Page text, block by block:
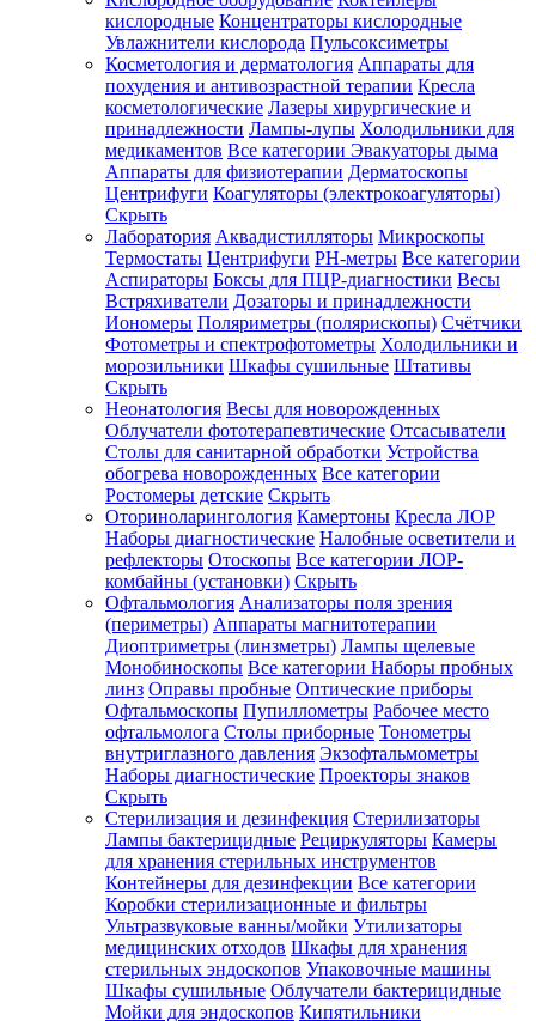
Зарегистрироваться
Зачем
регистрироваться?
Все
покупки
одном
месте
Личный
менеджер
Отслеживание
статуса
заказа
кислородные Концентраторы кислородные
Увлажнители кислорода Пульсоксиметры
Косметология и дерматология Аппараты для
похудения и антивозрастной терапии Кресла
косметологические Лазеры хирургические и
принадлежности Лампы-лупы Холодильники для
медикаментов Все категории Эвакуаторы дыма
Аппараты для физиотерапии Дерматоскопы
Центрифуги Коагуляторы (электрокоагуляторы)
Скрыть
Лаборатория Аквадистилляторы Микроскопы
Термостаты Центрифуги PH-метры Все категории
Аспираторы Боксы для ПЦР-диагностики Весы
Встряхиватели Дозаторы и принадлежности
Иономеры Поляриметры (полярископы) Счётчики
Фотометры и спектрофотометры Холодильники и
морозильники Шкафы сушильные Штативы
Скрыть
Неонатология Весы для новорожденных
Облучатели фототерапевтические Отсасыватели
Столы для санитарной обработки Устройства
обогрева новорожденных Все категории
Ростомеры детские Скрыть
Оториноларингология Камертоны Кресла ЛОР
Наборы диагностические Налобные осветители и
рефлекторы Отоскопы Все категории ЛОР-
комбайны (установки) Скрыть
Офтальмология Анализаторы поля зрения
(периметры) Аппараты магнитотерапии
Диоптриметры (линзметры) Лампы щелевые
Монобиноскопы Все категории Наборы пробных
линз Оправы пробные Оптические приборы
Офтальмоскопы Пупиллометры Рабочее место
офтальмолога Столы приборные Тонометры
внутриглазного давления Экзофтальмометры
Наборы диагностические Проекторы знаков
Скрыть
Стерилизация и дезинфекция Стерилизаторы
Лампы бактерицидные Рециркуляторы Камеры
для хранения стерильных инструментов
Контейнеры для дезинфекции Все категории
Коробки стерилизационные и фильтры
Ультразвуковые ванны/мойки Утилизаторы
медицинских отходов Шкафы для хранения
стерильных эндоскопов Упаковочные машины
Шкафы сушильные Облучатели бактерицидные
Мойки для эндоскопов Кипятильники